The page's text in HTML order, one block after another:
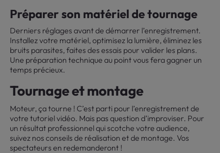
Préparer son matériel de tournage
Derniers réglages avant de démarrer l’enregistrement.
Installez votre matériel, optimisez la lumière, éliminez les
bruits parasites, faites des essais pour valider les plans.
Une préparation technique au point vous fera gagner un
temps précieux.
Tournage et montage
Moteur, ça tourne ! C’est parti pour l’enregistrement de
votre tutoriel vidéo. Mais pas question d’improviser. Pour
un résultat professionnel qui scotche votre audience,
suivez nos conseils de réalisation et de montage. Vos
spectateurs en redemanderont !